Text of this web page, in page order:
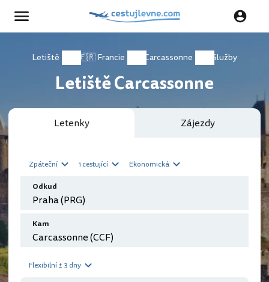
Letiště 🇫🇷 Francie Carcassonne Služby
Letiště Carcassonne
Letenky Zájezdy
Zpáteční 1 cestující Ekonomická
Odkud
Kam
Flexibilní ± 3 dny